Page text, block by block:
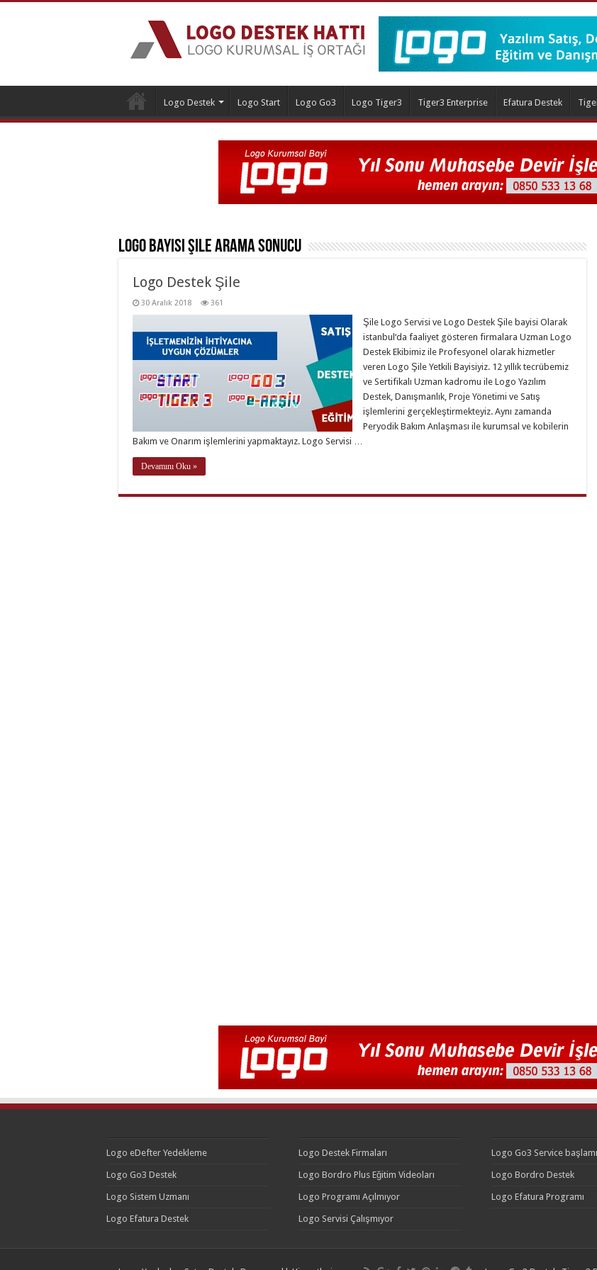
Logo Destek Logo Start Logo Go3 Logo Tiger3 Tiger3 Enterprise Efatura Destek
Logo Bayisi ŞileArama Sonucu
Logo Destek Şile
30 Aralık 2018 361
Şile Logo Servisi ve Logo Destek Şile bayisi Olarak
istanbul‘da faaliyet gösteren firmalara Uzman Logo
Destek Ekibimiz ile Profesyonel olarak hizmetler
veren Logo Şile Yetkili Bayisiyiz. 12 yıllık tecrübemiz
ve Sertifikalı Uzman kadromu ile Logo Yazılım
Destek, Danışmanlık, Proje Yönetimi ve Satış
işlemlerini gerçekleştirmekteyiz. Aynı zamanda
Peryodik Bakım Anlaşması ile kurumsal ve kobilerin
Bakım ve Onarım işlemlerini yapmaktayız. Logo Servisi …
Devamını Oku »
Logo eDefter Yedekleme
Logo Go3 Destek
Logo Sistem Uzmanı
Logo Efatura Destek
Logo Destek Firmaları
Logo Bordro Plus Eğitim Videoları
Logo Programı Açılmıyor
Logo Servisi Çalışmıyor
Logo Go3 Service
Logo Bordro Destek
Logo Efatura Programı